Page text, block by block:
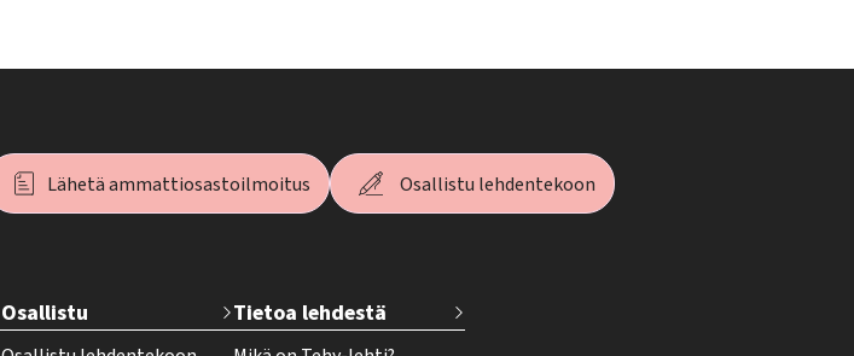
Lähetä ammattiosastoilmoitus Osallistu lehdentekoon
Osallistu Tietoa lehdestä